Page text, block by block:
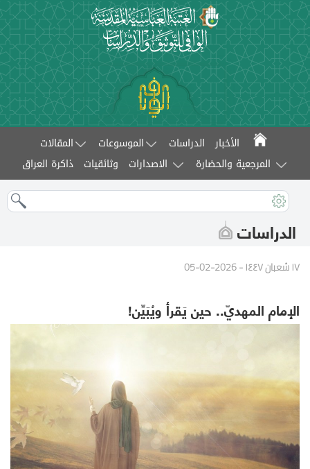
الأخبار الدراسات الموسوعات
المقالات
المرجعية والحضارة
الاصدارات وثائقيات ذاكرة العراق
الدراسات
١٧ شعبان ١٤٤٧ - 2026-02-05
الإمام المهديّ.. حين يَقرأ ويُبَيِّن!